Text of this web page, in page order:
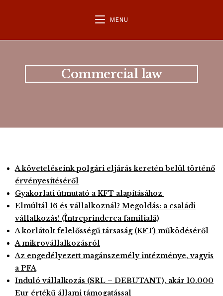
MENU
Commercial law
A követeléseink polgári eljárás keretén belül történő
érvényesítéséről
Gyakorlati útmutató a KFT alapításához
Elmúltál 16 és vállalkoznál? Megoldás: a családi
vállalkozás! (Întreprinderea familială)
A korlátolt felelősségű társaság (KFT) működéséről
A mikrovállalkozásról
Az engedélyezett magánszemély intézménye, vagyis
a PFA
Induló vállalkozás (SRL – DEBUTANT), akár 10.000
Eur értékű állami támogatással